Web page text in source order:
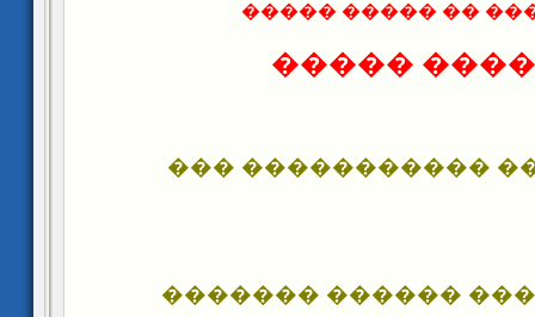
���� ��� �� �����
������
������� ����
��� ������ ���